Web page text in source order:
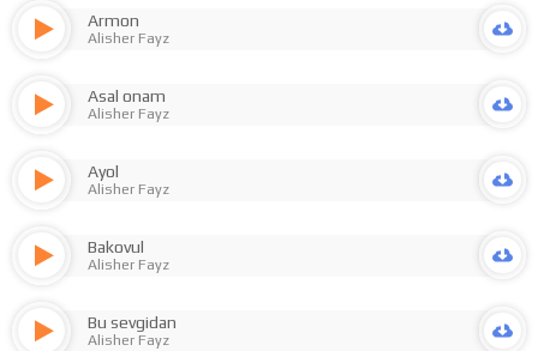
Armon
Alisher Fayz
Asal onam
Alisher Fayz
Ayol
Alisher Fayz
Bakovul
Alisher Fayz
Bu sevgidan
Alisher Fayz